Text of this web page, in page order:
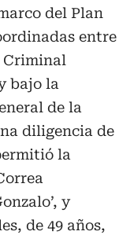
del Plan
entre
Criminal
bajo la
de la
diligencia de
la
y
de 49 años,